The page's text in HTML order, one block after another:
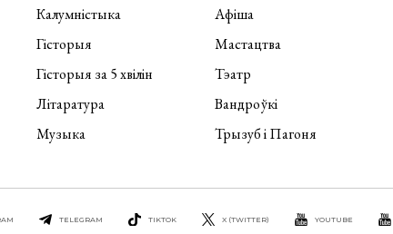
Калумністыка
Гісторыя
Гісторыя за 5 хвілін
Літаратура
Музыка
Афіша
Мастацтва
Тэатр
Вандроўкі
Трызуб і Пагоня
TELEGRAM TIKTOK X (TWITTER) YOUTUBE